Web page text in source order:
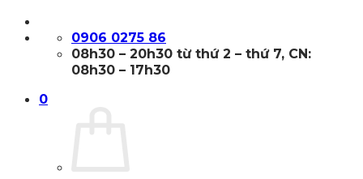
qua
0906 0275 86
08h30 – 20h30 từ thứ 2 – thứ 7, CN:
08h30 – 17h30
0